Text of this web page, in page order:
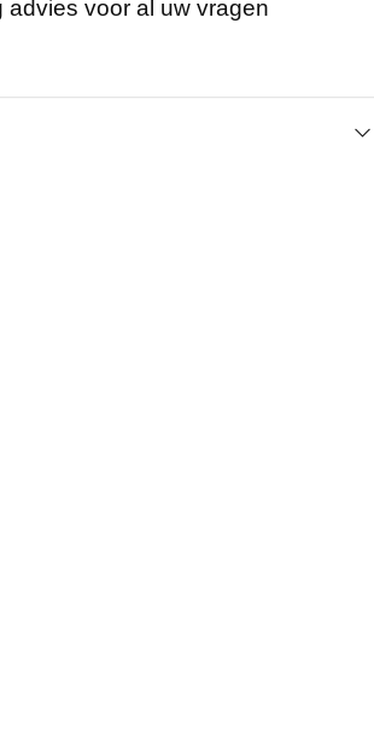
advies voor al uw vragen